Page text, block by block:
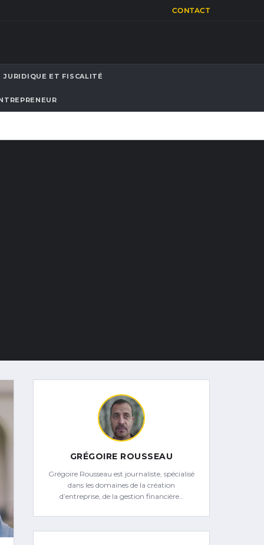
CONTACT
JURIDIQUE ET FISCALITÉ
GRÉGOIRE ROUSSEAU
Grégoire Rousseau est journaliste, spécialisé
dans les domaines de la création
d’entreprise, de la gestion financière…